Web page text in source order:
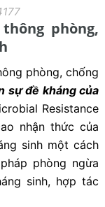
phòng,
phòng, chống
sự đề kháng của
Resistance
nhận thức của
sinh một cách
phòng ngừa
sinh, hợp tác